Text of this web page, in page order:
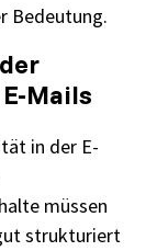
Bedeutung.
Mails
in der E-
müssen
strukturiert